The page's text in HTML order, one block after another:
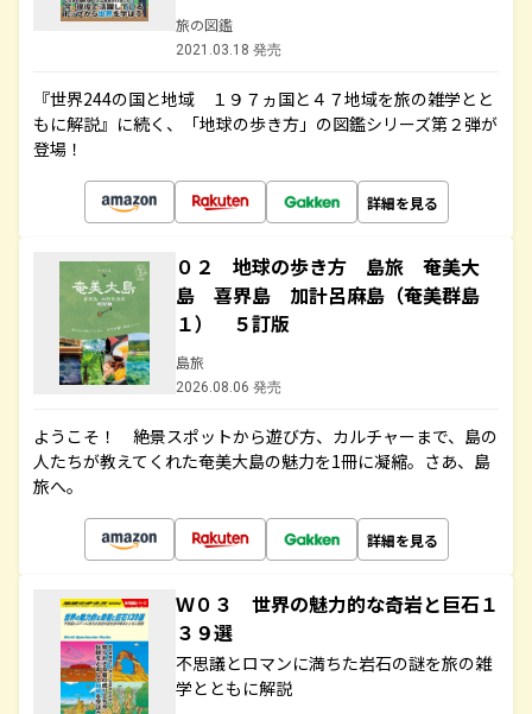
旅の図鑑
2021.03.18 発売
『世界244の国と地域 １９７ヵ国と４７地域を旅の雑学とと
もに解説』に続く、「地球の歩き方」の図鑑シリーズ第２弾が
登場！
詳細を見る
０２ 地球の歩き方 島旅 奄美大
島 喜界島 加計呂麻島（奄美群島
１） ５訂版
島旅
2026.08.06 発売
ようこそ！ 絶景スポットから遊び方、カルチャーまで、島の
人たちが教えてくれた奄美大島の魅力を1冊に凝縮。さあ、島
旅へ。
詳細を見る
Ｗ０３ 世界の魅力的な奇岩と巨石１
３９選
不思議とロマンに満ちた岩石の謎を旅の雑
学とともに解説